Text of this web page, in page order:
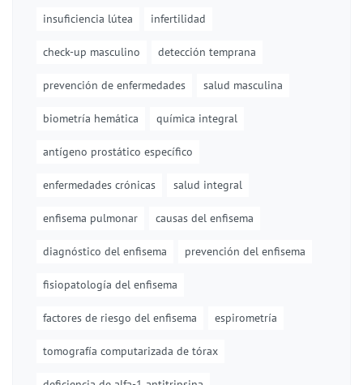
insuficiencia lútea infertilidad
check-up masculino detección temprana
prevención de enfermedades salud masculina
biometría hemática química integral
antígeno prostático específico
enfermedades crónicas salud integral
enfisema pulmonar causas del enfisema
diagnóstico del enfisema prevención del enfisema
fisiopatología del enfisema
factores de riesgo del enfisema espirometría
tomografía computarizada de tórax